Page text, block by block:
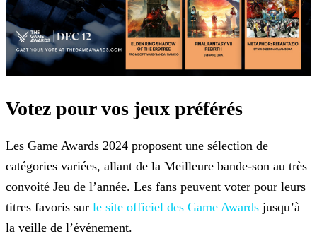
Votez pour vos jeux préférés
Les Game Awards 2024 proposent une sélection de
catégories variées, allant de la Meilleure bande-son au très
convoité Jeu de l’année. Les fans peuvent voter pour leurs
titres favoris sur le site officiel des Game Awards jusqu’à
la veille de l’événement.